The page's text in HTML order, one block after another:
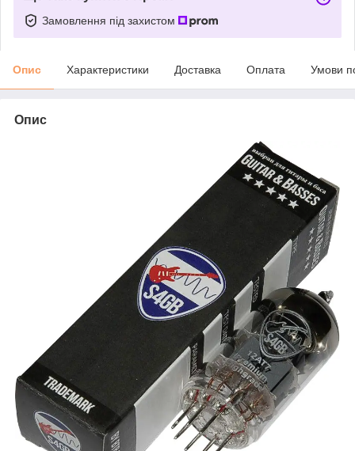
Замовлення під захистом
Опис Характеристики Доставка Оплата Умови
Опис